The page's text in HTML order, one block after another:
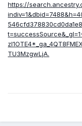
https://
TU3MzgwLjA.